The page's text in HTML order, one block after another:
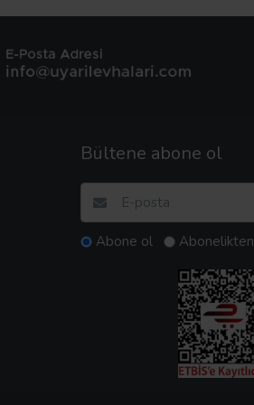
Bültene abone ol
Abone ol Abonelikten